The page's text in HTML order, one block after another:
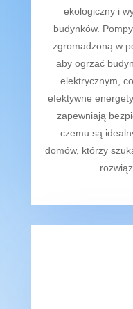
ekologiczny i w
budynków. Pompy
zgromadzoną w
aby ogrzać budyn
elektrycznym co
efektywne energety
zapewniają bez
czemu są ideal
domów, którzy szuk
rozwiąz